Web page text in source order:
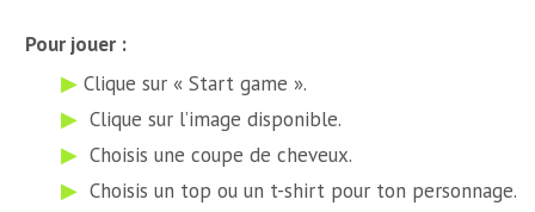
Pour jouer :
Clique sur « Start game ».
Clique sur l’image disponible.
Choisis une coupe de cheveux.
Choisis un top ou un t-shirt pour ton personnage.